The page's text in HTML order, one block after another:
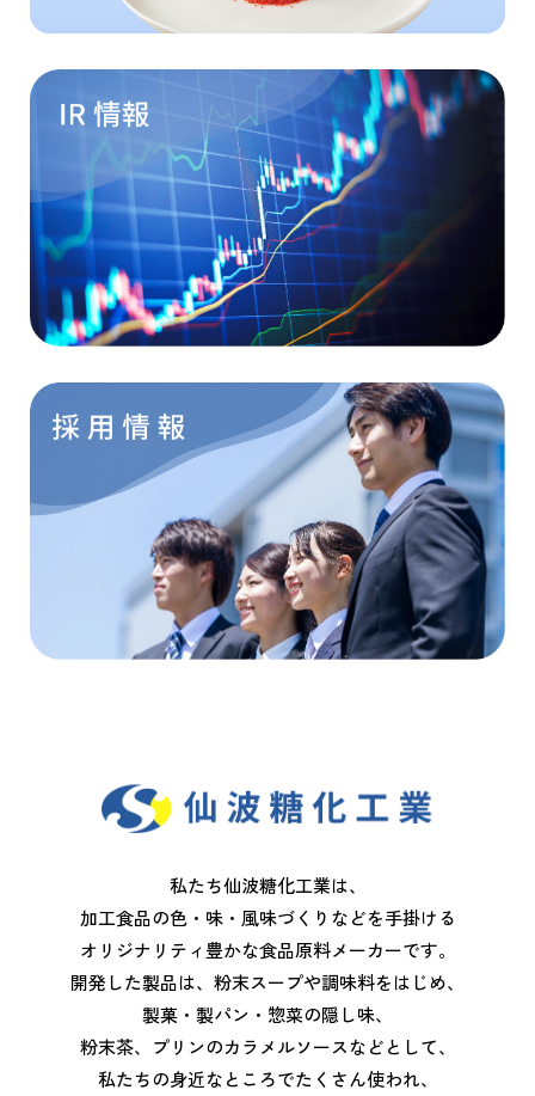
私たち仙波糖化工業は、
加工食品の色・味・風味づくりなどを手掛ける
オリジナリティ豊かな食品原料メーカーです。
開発した製品は、粉末スープや調味料をはじめ、
製菓・製パン・惣菜の隠し味、
粉末茶、プリンのカラメルソースなどとして、
私たちの身近なところでたくさん使われ、